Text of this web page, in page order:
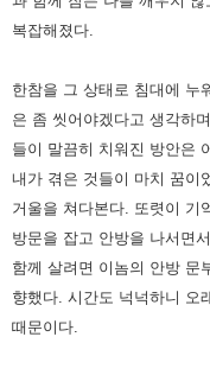
복잡해졌다.
한참을 그 상태로 침대에 누
은 좀 씻어야겠다고 생각하
들이 말끔히 치워진 방안은
내가 겪은 것들이 마치 꿈이
거울을 쳐다본다. 또렷이 기
방문을 잡고 안방을 나서면
함께 살려면 이놈의 안방 문
향했다. 시간도 넉넉하니 오
때문이다.